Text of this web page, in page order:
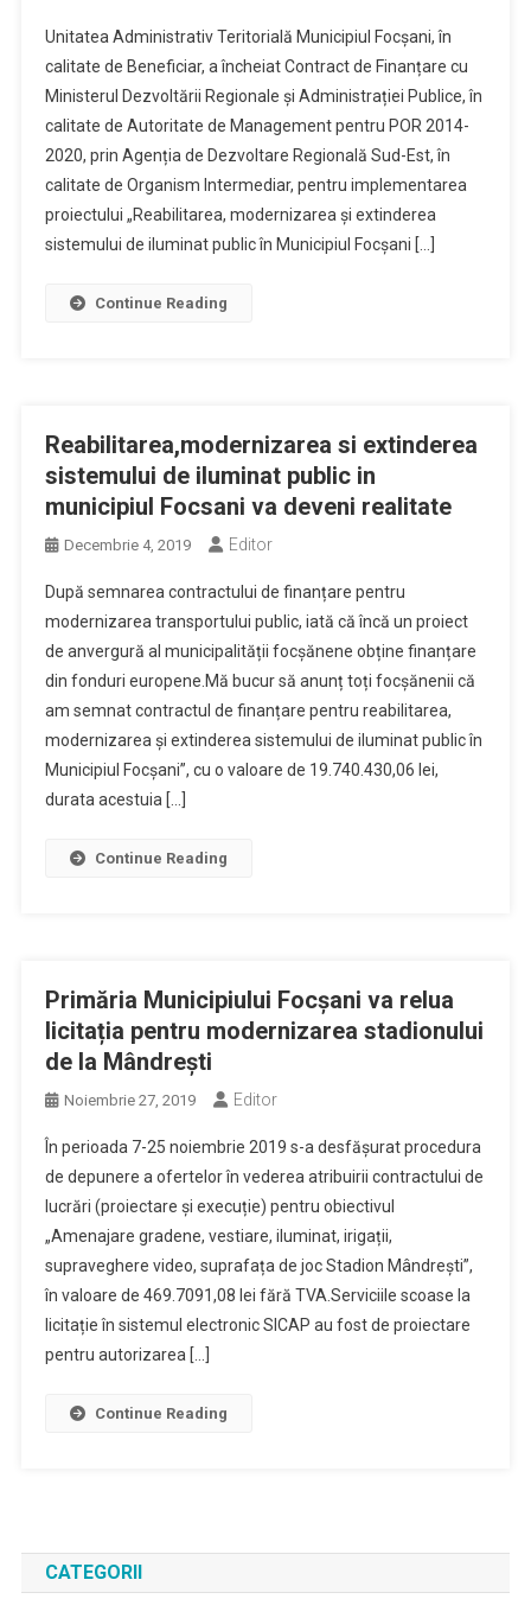
Unitatea Administrativ Teritorială Municipiul Focșani, în
calitate de Beneficiar, a încheiat Contract de Finanțare cu
Ministerul Dezvoltării Regionale și Administrației Publice, în
calitate de Autoritate de Management pentru POR 2014-
2020, prin Agenția de Dezvoltare Regională Sud-Est, în
calitate de Organism Intermediar, pentru implementarea
proiectului „Reabilitarea, modernizarea și extinderea
sistemului de iluminat public în Municipiul Focșani […]
Continue Reading
Reabilitarea,modernizarea si extinderea
sistemului de iluminat public in
municipiul Focsani va deveni realitate
Decembrie 4, 2019 Editor
După semnarea contractului de finanțare pentru
modernizarea transportului public, iată că încă un proiect
de anvergură al municipalității focșănene obține finanțare
din fonduri europene.Mă bucur să anunț toți focșănenii că
am semnat contractul de finanțare pentru reabilitarea,
modernizarea și extinderea sistemului de iluminat public în
Municipiul Focșani”, cu o valoare de 19.740.430,06 lei,
durata acestuia […]
Continue Reading
Primăria Municipiului Focșani va relua
licitația pentru modernizarea stadionului
de la Mândrești
Noiembrie 27, 2019 Editor
În perioada 7-25 noiembrie 2019 s-a desfășurat procedura
de depunere a ofertelor în vederea atribuirii contractului de
lucrări (proiectare și execuție) pentru obiectivul
„Amenajare gradene, vestiare, iluminat, irigații,
supraveghere video, suprafața de joc Stadion Mândrești”,
în valoare de 469.7091,08 lei fără TVA.Serviciile scoase la
licitație în sistemul electronic SICAP au fost de proiectare
pentru autorizarea […]
Continue Reading
CATEGORII